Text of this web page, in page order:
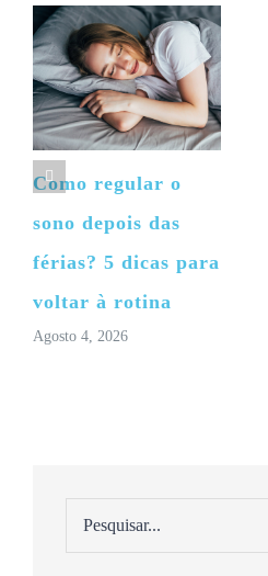
Como regular o
sono depois das
férias? 5 dicas para
voltar à rotina
Agosto 4, 2026